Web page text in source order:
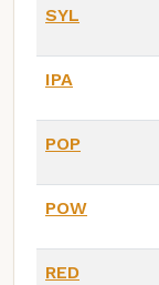
SYL
IPA
POP
POW
RED